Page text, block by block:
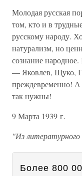
Молодая русская
том, кто и в
русскому народу.
натурализм, но
сознание
— Яковлев, Щуко,
преждевременно!
так нужны!
9 Марта 1939 г.
"Из литературного
Более 800